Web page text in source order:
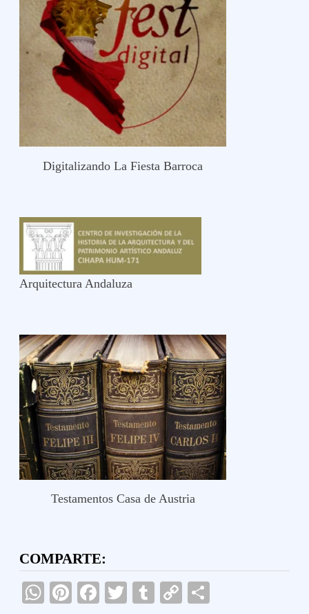
Digitalizando La Fiesta Barroca
Arquitectura Andaluza
Testamentos Casa de Austria
COMPARTE:
WhatsApp
Pinterest
Facebook
TwitterTumblr
Copy